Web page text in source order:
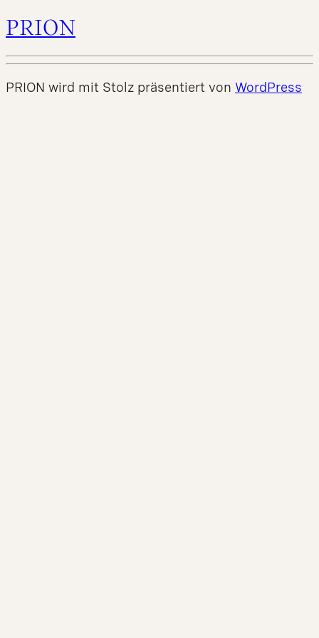
PRION
PRION wird mit Stolz präsentiert von WordPress